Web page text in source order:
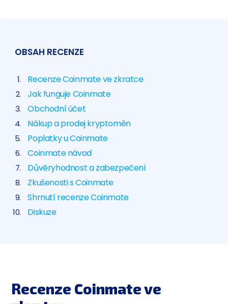
OBSAH RECENZE
Recenze Coinmate ve zkratce
Jak funguje Coinmate
Obchodní účet
Nákup a prodej kryptoměn
Poplatky u Coinmate
Coinmate návod
Důvěryhodnost a zabezpečení
Zkušenosti s Coinmate
Shrnutí recenze Coinmate
Diskuze
Recenze Coinmate ve